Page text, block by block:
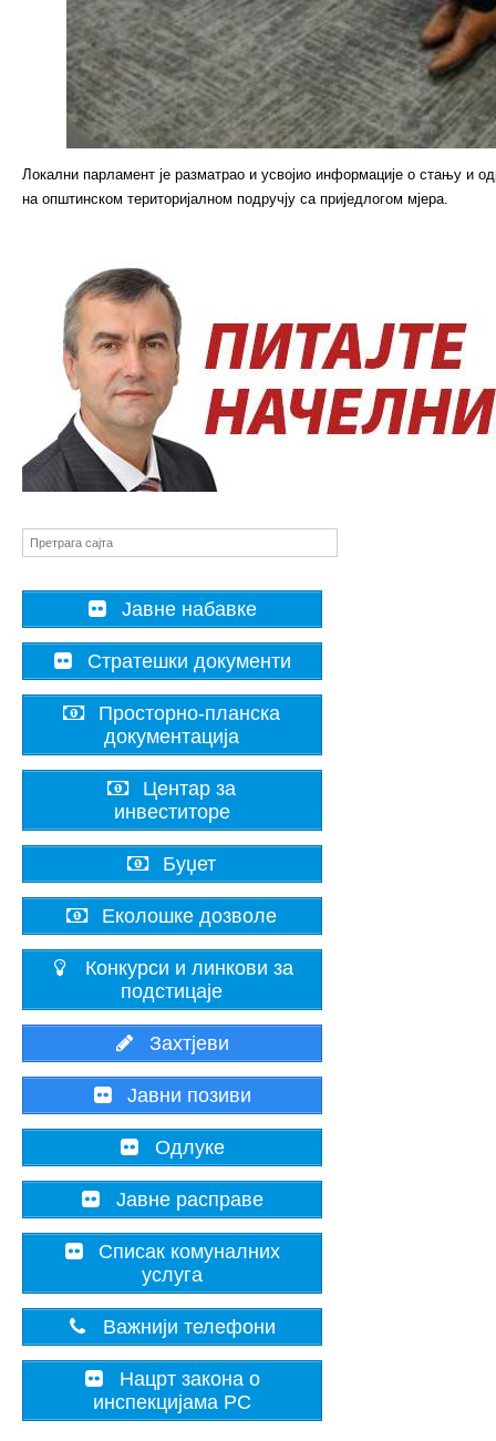
Локални парламент је разматрао и усвојио информације о стању и
на општинском територијалном подручју са приједлогом мјера.
Јавне набавке
Стратешки документи
Просторно-планска
документација
Центар за
инвеститоре
Буџет
Еколошке дозволе
Конкурси и линкови за
подстицаје
Захтјеви
Јавни позиви
Одлуке
Јавне расправе
Списак комуналних
услуга
Важнији телефони
Нацрт закона о
инспекцијама РС